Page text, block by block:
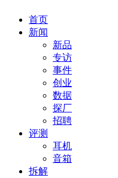
首页
新闻
新品
专访
事件
创业
数据
探厂
招聘
评测
耳机
音箱
拆解